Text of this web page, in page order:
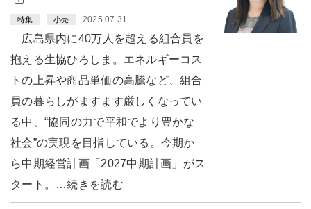
特集 小売 2025.07.31
広島県内に40万人を超える組合員を
抱える生協ひろしま。エネルギーコス
トの上昇や商品単価の高騰など、組合
員の暮らしがますます厳しくなってい
る中、“協同の力で平和でより豊かな
社会”の実現を目指している。今期か
ら中期経営計画「2027中期計画」がス
タート。…続きを読む